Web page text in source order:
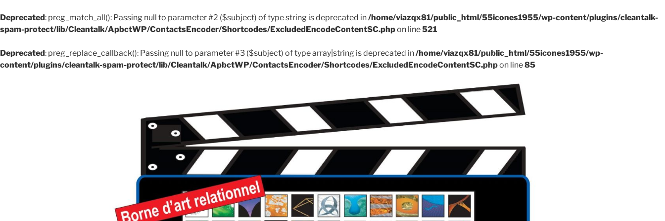
Deprecated: preg_match_all(): Passing null to parameter #2 ($subject) of type string is deprecated in/home/viazqx81/public_html/55icones1955/wp-content/plugins/cleantalk-
spam-protect/lib/Cleantalk/ApbctWP/ContactsEncoder/Shortcodes/ExcludedEncodeContentSC.phpon line521
Deprecated: preg_replace_callback(): Passing null to parameter #3 ($subject) of type array|string is deprecated in/home/viazqx81/public_html/55icones1955/wp-
content/plugins/cleantalk-spam-protect/lib/Cleantalk/ApbctWP/ContactsEncoder/Shortcodes/ExcludedEncodeContentSC.phpon line85